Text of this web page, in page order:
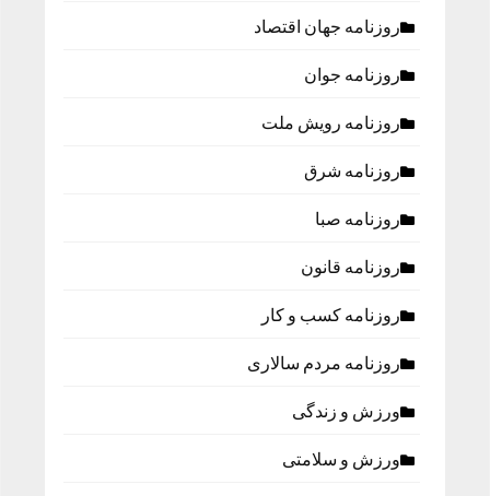
روزنامه جهان اقتصاد
روزنامه جوان
روزنامه رویش ملت
روزنامه شرق
روزنامه صبا
روزنامه قانون
روزنامه كسب و كار
روزنامه مردم سالاری
ورزش و زندگی
ورزش و سلامتی